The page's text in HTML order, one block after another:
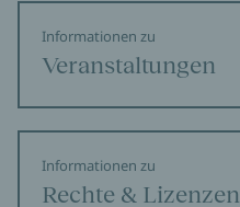
Informationen zu
Veranstaltungen
Informationen zu
Rechte & Lizenzen